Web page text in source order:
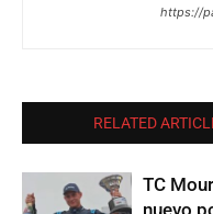
https://
RELATED
TC
nuevo